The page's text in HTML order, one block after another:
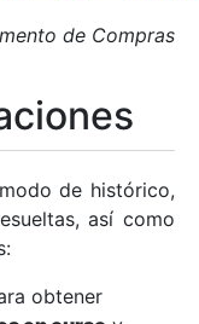
de Compras
de histórico,
así como
obtener